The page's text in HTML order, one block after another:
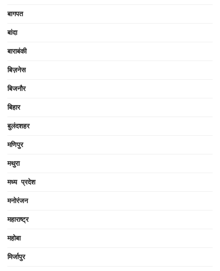
बागपत
बांदा
बाराबंकी
बिज़नेस
बिजनौर
बिहार
बुलंदशहर
मणिपुर
मथुरा
मध्य प्रदेश
मनोरंजन
महाराष्ट्र
महोबा
मिर्जापुर